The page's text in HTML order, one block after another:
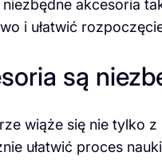
akcesoria
i ułatwić
są
wiąże się nie tylko
ułatwić proces